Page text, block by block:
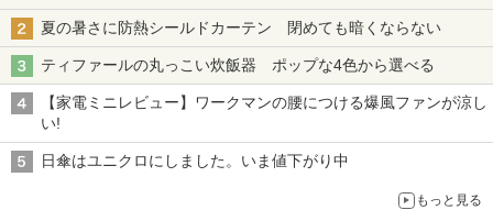
夏の暑さに防熱シールドカーテン 閉めても暗くならない
ティファールの丸っこい炊飯器 ポップな4色から選べる
【家電ミニレビュー】ワークマンの腰につける爆風ファンが涼し
い!
日傘はユニクロにしました。いま値下がり中
もっと見る